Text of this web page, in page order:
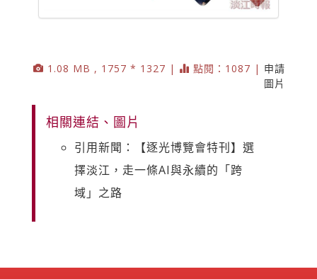
1.08 MB , 1757 * 1327 | 點閱：1087 | 申請
圖片
相關連結、圖片
引用新聞：【逐光博覽會特刊】選
擇淡江，走一條AI與永續的「跨
域」之路